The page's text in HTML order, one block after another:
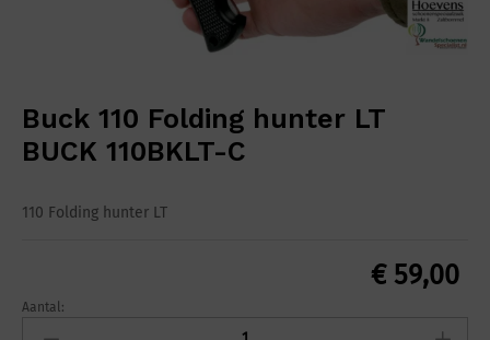
Buck 110 Folding hunter LT
BUCK 110BKLT-C
110 Folding hunter LT
€59,00
Buck
Aantal: